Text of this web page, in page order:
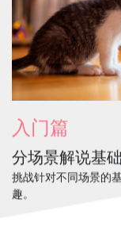
入门篇
分场景解说基
挑战针对不同场景的